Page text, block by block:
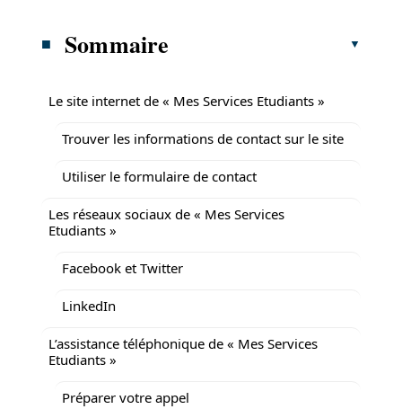
Sommaire
Le site internet de « Mes Services Etudiants »
Trouver les informations de contact sur le site
Utiliser le formulaire de contact
Les réseaux sociaux de « Mes Services
Etudiants »
Facebook et Twitter
LinkedIn
L’assistance téléphonique de « Mes Services
Etudiants »
Préparer votre appel